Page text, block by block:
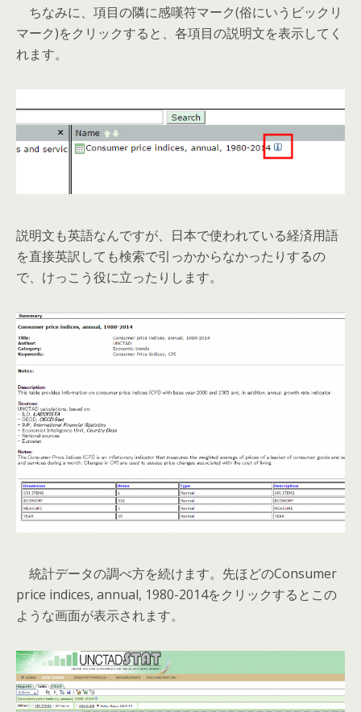
ちなみに、項目の隣に感嘆符マーク(俗にいうビックリ
マーク)をクリックすると、各項目の説明文を表示してく
れます。
説明文も英語なんですが、日本で使われている経済用語
を直接英訳しても検索で引っかからなかったりするの
で、けっこう役に立ったりします。
統計データの調べ方を続けます。先ほどのConsumer
price indices, annual, 1980-2014をクリックするとこの
ような画面が表示されます。